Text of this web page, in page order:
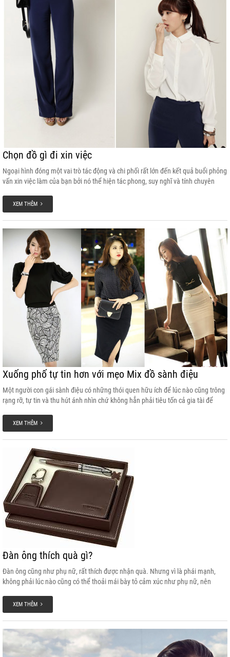
Chọn đồ gì đi xin việc
Ngoại hình đóng một vai trò tác động và chi phối rất lớn đến kết quả buổi phỏng
vấn xin việc làm của bạn bởi nó thể hiện tác phong, suy nghĩ và tính chuyên
tượng đầu tiên về bạn trong mắt nhà tuyển dụng nữa đấy.
XEM THÊM
Xuống phố tự tin hơn với mẹo Mix đồ sành điệu
Một người con gái sành điệu có những thói quen hữu ích để lúc nào cũng trông
rạng rỡ, tự tin và thu hút ánh nhìn chứ không hẳn phải tiêu tốn cả gia tài để
nhỏ nhặt trong cuộc sống thường ngày.
XEM THÊM
Đàn ông thích quà gì?
Đàn ông cũng như phụ nữ, rất thích được nhận quà. Nhưng vì là phái mạnh,
không phải lúc nào cũng có thể thoải mái bày tỏ cảm xúc như phụ nữ, nên
trong tim họ.
XEM THÊM